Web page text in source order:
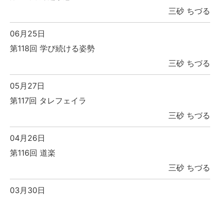
三砂 ちづる
06月25日
第118回 学び続ける姿勢
三砂 ちづる
05月27日
第117回 タレフェイラ
三砂 ちづる
04月26日
第116回 道楽
三砂 ちづる
03月30日